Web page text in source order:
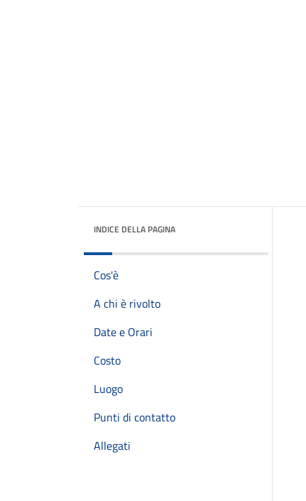
INDICE DELLA PAGINA
Cos'è
A chi è rivolto
Date e Orari
Costo
Luogo
Punti di contatto
Allegati